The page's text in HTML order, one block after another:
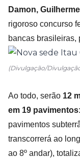
Damon,
rigoroso concurso
bancas brasileiras,
(Divulgação/
Ao todo, serão 12
em 19 pavimentos
pavimentos
transcorrerá ao
ao 8º andar),